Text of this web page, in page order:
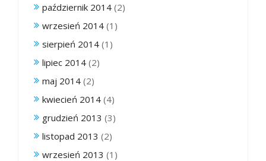
październik 2014 (2)
wrzesień 2014 (1)
sierpień 2014 (1)
lipiec 2014 (2)
maj 2014 (2)
kwiecień 2014 (4)
grudzień 2013 (3)
listopad 2013 (2)
wrzesień 2013 (1)